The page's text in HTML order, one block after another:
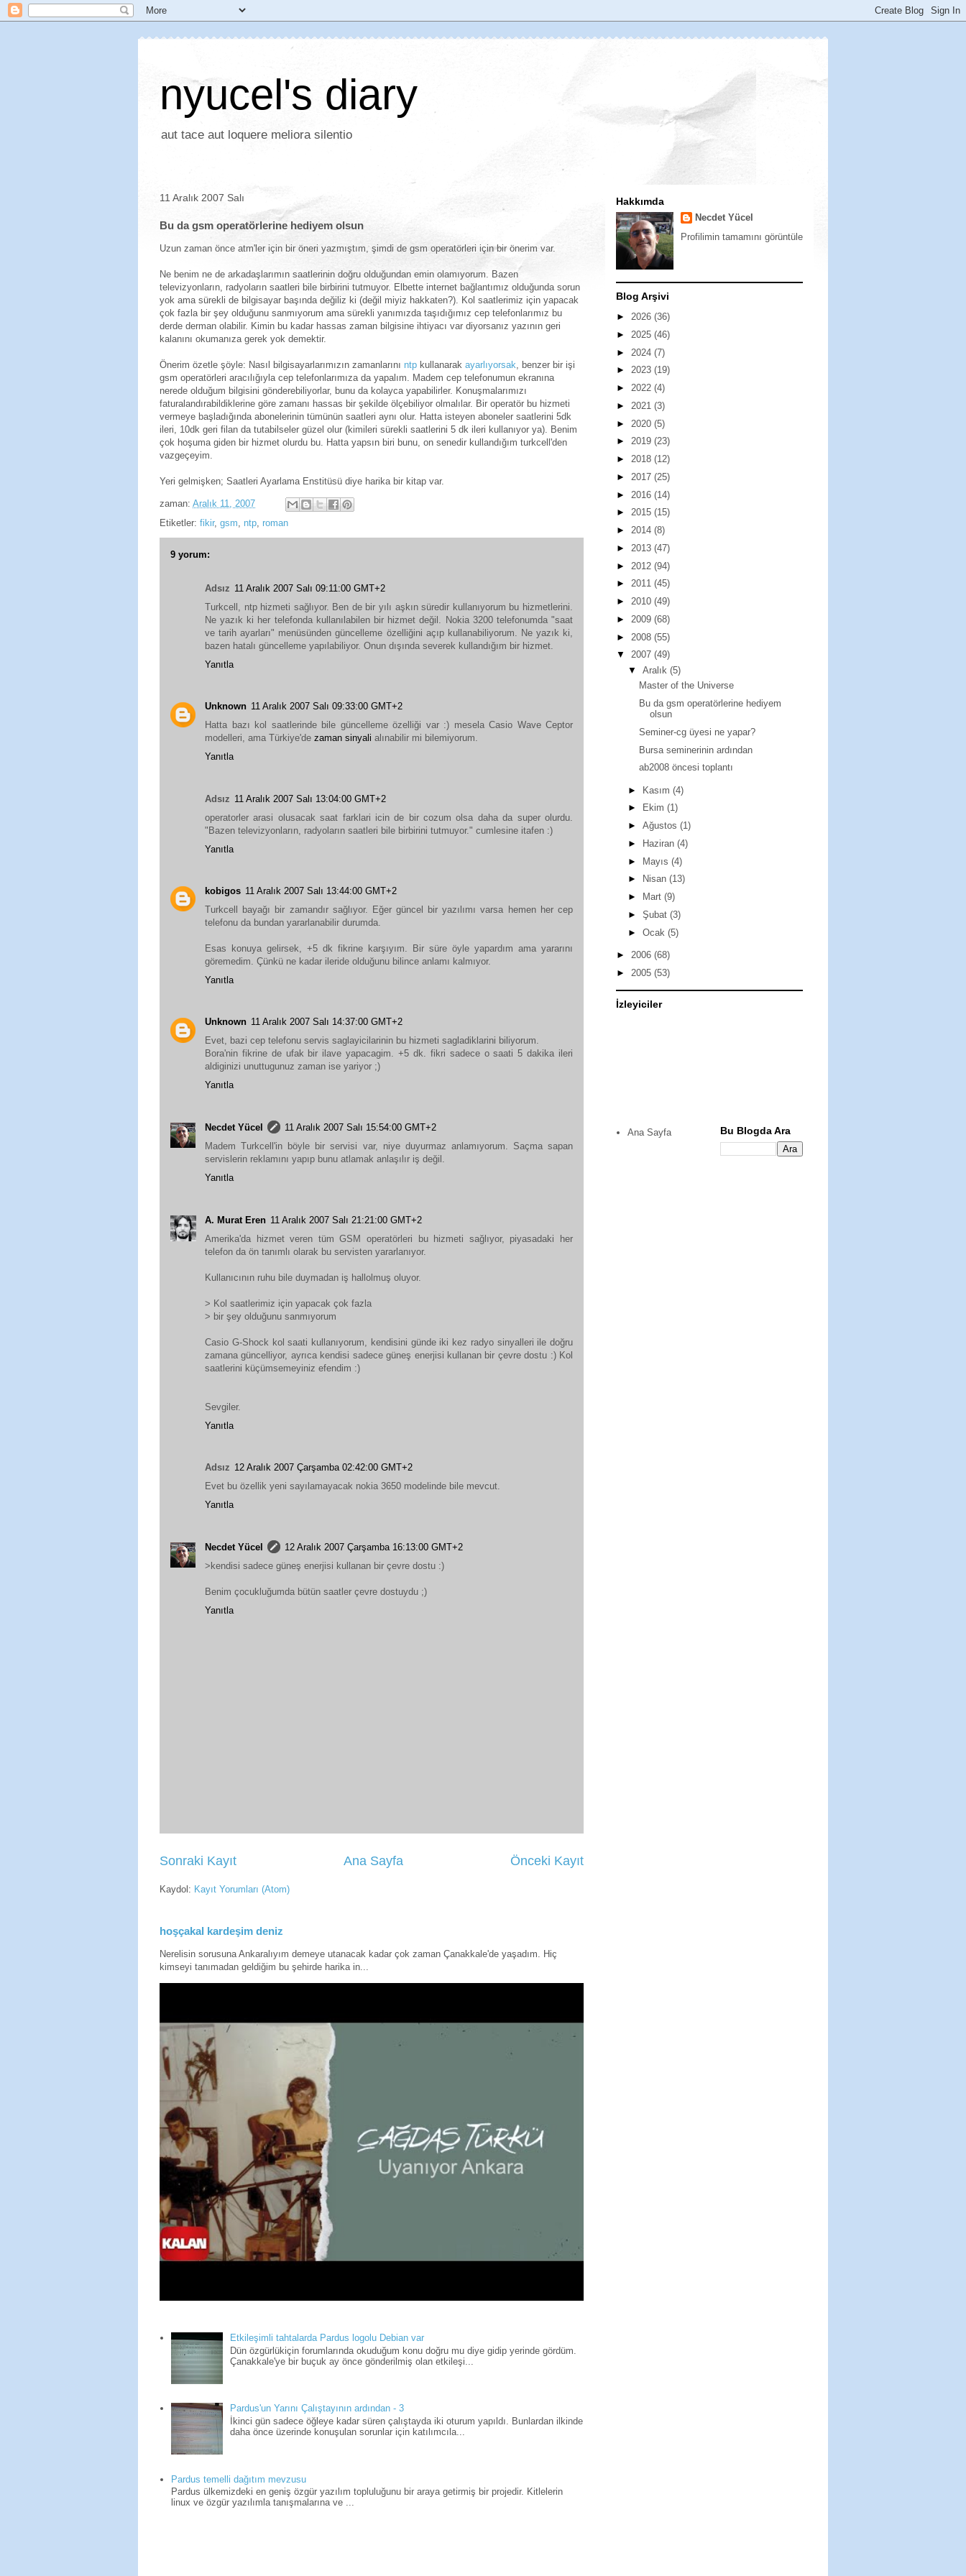
nyucel's diary
aut tace aut loquere meliora silentio
11 Aralık 2007 Salı
Bu da gsm operatörlerine hediyem olsun
Uzun zaman önce atm'ler için bir öneri yazmıştım, şimdi de gsm operatörleri için bir önerim var.
Ne benim ne de arkadaşlarımın saatlerinin doğru olduğundan emin olamıyorum. Bazen
televizyonların, radyoların saatleri bile birbirini tutmuyor. Elbette internet bağlantımız olduğunda sorun
yok ama sürekli de bilgisayar başında değiliz ki (değil miyiz hakkaten?). Kol saatlerimiz için yapacak
çok fazla bir şey olduğunu sanmıyorum ama sürekli yanımızda taşıdığımız cep telefonlarımız bu
derde derman olabilir. Kimin bu kadar hassas zaman bilgisine ihtiyacı var diyorsanız yazının geri
kalanını okumanıza gerek yok demektir.
Önerim özetle şöyle: Nasıl bilgisayarlarımızın zamanlarını ntp kullanarak ayarlıyorsak, benzer bir işi
gsm operatörleri aracılığıyla cep telefonlarımıza da yapalım. Madem cep telefonumun ekranına
nerede olduğum bilgisini gönderebiliyorlar, bunu da kolayca yapabilirler. Konuşmalarımızı
faturalandırabildiklerine göre zamanı hassas bir şekilde ölçebiliyor olmalılar. Bir operatör bu hizmeti
vermeye başladığında abonelerinin tümünün saatleri aynı olur. Hatta isteyen aboneler saatlerini 5dk
ileri, 10dk geri filan da tutabilseler güzel olur (kimileri sürekli saatlerini 5 dk ileri kullanıyor ya). Benim
çok hoşuma giden bir hizmet olurdu bu. Hatta yapsın biri bunu, on senedir kullandığım turkcell'den
vazgeçeyim.
Yeri gelmişken; Saatleri Ayarlama Enstitüsü diye harika bir kitap var.
zaman: Aralık 11, 2007
Etiketler: fikir, gsm, ntp, roman
9 yorum:
Adsız 11 Aralık 2007 Salı 09:11:00 GMT+2
Turkcell, ntp hizmeti sağlıyor. Ben de bir yılı aşkın süredir kullanıyorum bu hizmetlerini.
Ne yazık ki her telefonda kullanılabilen bir hizmet değil. Nokia 3200 telefonumda "saat
ve tarih ayarları" menüsünden güncelleme özelliğini açıp kullanabiliyorum. Ne yazık ki,
bazen hatalı güncelleme yapılabiliyor. Onun dışında severek kullandığım bir hizmet.
Yanıtla
Unknown 11 Aralık 2007 Salı 09:33:00 GMT+2
Hatta bazı kol saatlerinde bile güncelleme özelliği var :) mesela Casio Wave Ceptor
modelleri, ama Türkiye'de zaman sinyali alınabilir mi bilemiyorum.
Yanıtla
Adsız 11 Aralık 2007 Salı 13:04:00 GMT+2
operatorler arasi olusacak saat farklari icin de bir cozum olsa daha da super olurdu.
"Bazen televizyonların, radyoların saatleri bile birbirini tutmuyor." cumlesine itafen :)
Yanıtla
kobigos 11 Aralık 2007 Salı 13:44:00 GMT+2
Turkcell bayağı bir zamandır sağlıyor. Eğer güncel bir yazılımı varsa hemen her cep
telefonu da bundan yararlanabilir durumda.
Esas konuya gelirsek, +5 dk fikrine karşıyım. Bir süre öyle yapardım ama yararını
göremedim. Çünkü ne kadar ileride olduğunu bilince anlamı kalmıyor.
Yanıtla
Unknown 11 Aralık 2007 Salı 14:37:00 GMT+2
Evet, bazi cep telefonu servis saglayicilarinin bu hizmeti sagladiklarini biliyorum.
Bora'nin fikrine de ufak bir ilave yapacagim. +5 dk. fikri sadece o saati 5 dakika ileri
aldiginizi unuttugunuz zaman ise yariyor ;)
Yanıtla
Necdet Yücel
11 Aralık 2007 Salı 15:54:00 GMT+2
Madem Turkcell'in böyle bir servisi var, niye duyurmaz anlamıyorum. Saçma sapan
servislerin reklamını yapıp bunu atlamak anlaşılır iş değil.
Yanıtla
A. Murat Eren 11 Aralık 2007 Salı 21:21:00 GMT+2
Amerika'da hizmet veren tüm GSM operatörleri bu hizmeti sağlıyor, piyasadaki her
telefon da ön tanımlı olarak bu servisten yararlanıyor.
Kullanıcının ruhu bile duymadan iş hallolmuş oluyor.
> Kol saatlerimiz için yapacak çok fazla
> bir şey olduğunu sanmıyorum
Casio G-Shock kol saati kullanıyorum, kendisini günde iki kez radyo sinyalleri ile doğru
zamana güncelliyor, ayrıca kendisi sadece güneş enerjisi kullanan bir çevre dostu :) Kol
saatlerini küçümsemeyiniz efendim :)
Sevgiler.
Yanıtla
Adsız 12 Aralık 2007 Çarşamba 02:42:00 GMT+2
Evet bu özellik yeni sayılamayacak nokia 3650 modelinde bile mevcut.
Yanıtla
Necdet Yücel
12 Aralık 2007 Çarşamba 16:13:00 GMT+2
>kendisi sadece güneş enerjisi kullanan bir çevre dostu :)
Benim çocukluğumda bütün saatler çevre dostuydu ;)
Yanıtla
Sonraki Kayıt Önceki Kayıt
Ana Sayfa
Kaydol: Kayıt Yorumları (Atom)
hoşçakal kardeşim deniz
Nerelisin sorusuna Ankaralıyım demeye utanacak kadar çok zaman Çanakkale'de yaşadım. Hiç
kimseyi tanımadan geldiğim bu şehirde harika in...
Etkileşimli tahtalarda Pardus logolu Debian var
Dün özgürlükiçin forumlarında okuduğum konu doğru mu diye gidip yerinde gördüm.
Çanakkale'ye bir buçuk ay önce gönderilmiş olan etkileşi...
Pardus'un Yarını Çalıştayının ardından - 3
İkinci gün sadece öğleye kadar süren çalıştayda iki oturum yapıldı. Bunlardan ilkinde
daha önce üzerinde konuşulan sorunlar için katılımcıla...
Pardus temelli dağıtım mevzusu
Pardus ülkemizdeki en geniş özgür yazılım topluluğunu bir araya getirmiş bir projedir. Kitlelerin
linux ve özgür yazılımla tanışmalarına ve ...
Hakkımda
Necdet Yücel
Profilimin tamamını görüntüle
Blog Arşivi
► 2026 (36)
► 2025 (46)
► 2024 (7)
► 2023 (19)
► 2022 (4)
► 2021 (3)
► 2020 (5)
► 2019 (23)
► 2018 (12)
► 2017 (25)
► 2016 (14)
► 2015 (15)
► 2014 (8)
► 2013 (47)
► 2012 (94)
► 2011 (45)
► 2010 (49)
► 2009 (68)
► 2008 (55)
▼ 2007 (49)
▼ Aralık (5)
Master of the Universe
Bu da gsm operatörlerine hediyem
olsun
Seminer-cg üyesi ne yapar?
Bursa seminerinin ardından
ab2008 öncesi toplantı
► Kasım (4)
►
Ekim (1)
► Ağustos (1)
►
Haziran (4)
► Mayıs (4)
►
Nisan (13)
►
Mart (9)
► Şubat (3)
► Ocak (5)
► 2006 (68)
► 2005 (53)
İzleyiciler
Ana Sayfa Bu Blogda Ara